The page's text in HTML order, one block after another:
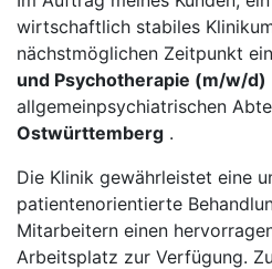
wirtschaftlich stabiles
nächstmöglichen Zeitpunkt
und Psychotherapie (m/w/d)
allgemeinpsychiatrischen
Ostwürttemberg .
Die Klinik gewährleistet eine
patientenorientierte
Mitarbeitern einen
Arbeitsplatz zur Verfügung.